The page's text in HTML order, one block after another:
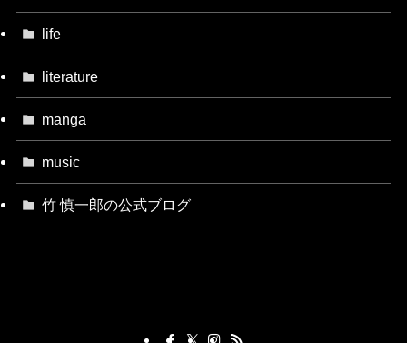
life
literature
manga
music
竹 慎一郎の公式ブログ